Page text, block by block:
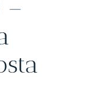
–